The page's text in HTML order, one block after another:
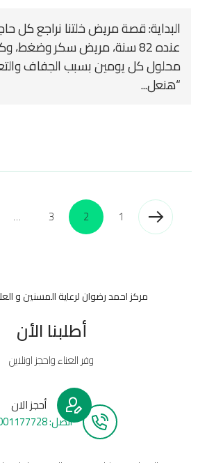
البداية: قصة مريض خلتنا نراجع كل
عنده 82 سنة، مريض سكر وضغط،
محلول كل يومين بسبب الجفاف
“هنعل...
1
2
3
…
مركز احمد رضوان لرعاية المسنين و
أطلبنا الأن
وفر العناء واحجز اونلاين
أحجز الان
أتصل: 01001177728